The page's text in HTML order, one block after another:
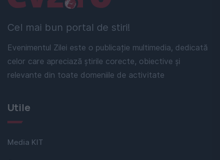
Cel mai bun portal de stiri!
Evenimentul Zilei este o publicație multimedia, dedicată
celor care apreciază știrile corecte, obiective și
relevante din toate domeniile de activitate
Utile
Media KIT